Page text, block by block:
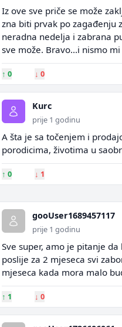
Iz ove sve priče se može
zna biti prvak po zagađenju
neradna nedelja i zabrana
sve može. Bravo...i nismo
↑ 0 ↓ 0
Kurc
prije 1 godinu
A šta je sa točenjem i
porodicima, životima u
↑ 0 ↓ 1
gooUser1689457117
prije 1 godinu
Sve super, amo je pitanje
poslije za 2 mjeseca svi
mjeseca kada mora malo
↑ 1 ↓ 0